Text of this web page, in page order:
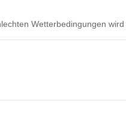
Wetterbedingungen wird